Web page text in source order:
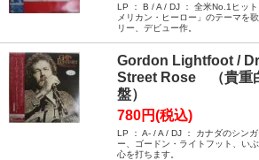
LP ： B / A / DJ ： 全米No.1ヒッ
メリカン・ヒーロー」のテーマを
リー、デビュー作。
Gordon Lightfoot /
Street Rose （貴重
盤）
780円(税込)
LP ： A- / A / DJ ： カナダのシン
ー、ゴードン・ライトフット、い
心を打ちます。